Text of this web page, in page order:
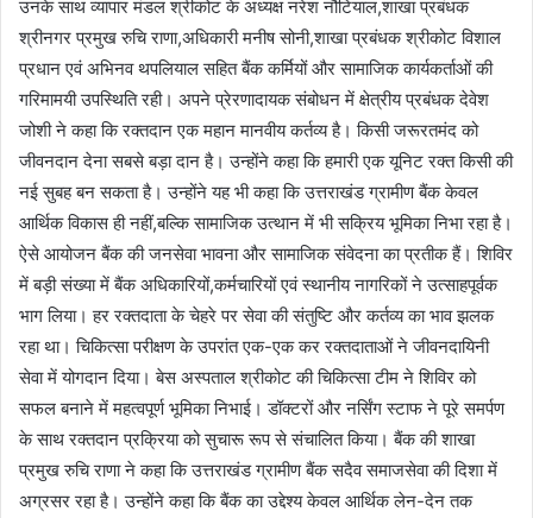
उनके साथ व्यापार मंडल श्रीकोट के अध्यक्ष नरेश नौटियाल,शाखा प्रबंधक
श्रीनगर प्रमुख रुचि राणा,अधिकारी मनीष सोनी,शाखा प्रबंधक श्रीकोट विशाल
प्रधान एवं अभिनव थपलियाल सहित बैंक कर्मियों और सामाजिक कार्यकर्ताओं की
गरिमामयी उपस्थिति रही। अपने प्रेरणादायक संबोधन में क्षेत्रीय प्रबंधक देवेश
जोशी ने कहा कि रक्तदान एक महान मानवीय कर्तव्य है। किसी जरूरतमंद को
जीवनदान देना सबसे बड़ा दान है। उन्होंने कहा कि हमारी एक यूनिट रक्त किसी की
नई सुबह बन सकता है। उन्होंने यह भी कहा कि उत्तराखंड ग्रामीण बैंक केवल
आर्थिक विकास ही नहीं,बल्कि सामाजिक उत्थान में भी सक्रिय भूमिका निभा रहा है।
ऐसे आयोजन बैंक की जनसेवा भावना और सामाजिक संवेदना का प्रतीक हैं। शिविर
में बड़ी संख्या में बैंक अधिकारियों,कर्मचारियों एवं स्थानीय नागरिकों ने उत्साहपूर्वक
भाग लिया। हर रक्तदाता के चेहरे पर सेवा की संतुष्टि और कर्तव्य का भाव झलक
रहा था। चिकित्सा परीक्षण के उपरांत एक-एक कर रक्तदाताओं ने जीवनदायिनी
सेवा में योगदान दिया। बेस अस्पताल श्रीकोट की चिकित्सा टीम ने शिविर को
सफल बनाने में महत्वपूर्ण भूमिका निभाई। डॉक्टरों और नर्सिंग स्टाफ ने पूरे समर्पण
के साथ रक्तदान प्रक्रिया को सुचारू रूप से संचालित किया। बैंक की शाखा
प्रमुख रुचि राणा ने कहा कि उत्तराखंड ग्रामीण बैंक सदैव समाजसेवा की दिशा में
अग्रसर रहा है। उन्होंने कहा कि बैंक का उद्देश्य केवल आर्थिक लेन-देन तक